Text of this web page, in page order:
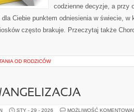
codzienne decyzje, a przy
dla Ciebie punktem odniesienia w świecie,
często brakuje. Przeczytaj także
OD RODZICÓW
STY - 29 - 2026 MOŻLIWOŚĆ